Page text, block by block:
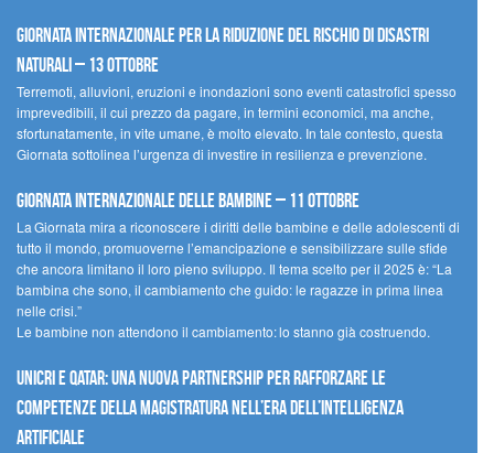
Giornata internazionale per la riduzione del rischio di disastri
naturali – 13 ottobre
Terremoti, alluvioni, eruzioni e inondazioni sono eventi catastrofici spesso
imprevedibili, il cui prezzo da pagare, in termini economici, ma anche,
sfortunatamente, in vite umane, è molto elevato. In tale contesto, questa
Giornata sottolinea l’urgenza di investire in resilienza e prevenzione.
Giornata internazionale delle bambine – 11 ottobre
La Giornata mira a riconoscere i diritti delle bambine e delle adolescenti di
tutto il mondo, promuoverne l’emancipazione e sensibilizzare sulle sfide
che ancora limitano il loro pieno sviluppo. Il tema scelto per il 2025 è: “La
bambina che sono, il cambiamento che guido: le ragazze in prima linea
nelle crisi.”
Le bambine non attendono il cambiamento: lo stanno già costruendo.
UNICRI e Qatar: una nuova partnership per rafforzare le
competenze della magistratura nell’era dell’intelligenza
artificiale